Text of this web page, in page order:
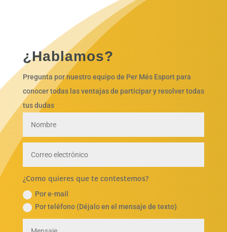
¿Hablamos?
Pregunta por nuestro equipo de Per Més Esport para
conocer todas las ventajas de participar y resolver todas
tus dudas
¿Como quieres que te contestemos?
Por e-mail
Por teléfono (Déjalo en el mensaje de texto)